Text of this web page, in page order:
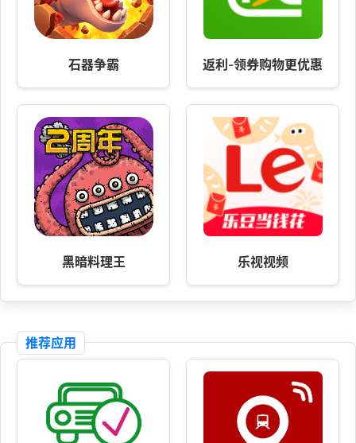
石器争霸 返利-领券购物更优惠
黑暗料理王 乐视视频
推荐应用